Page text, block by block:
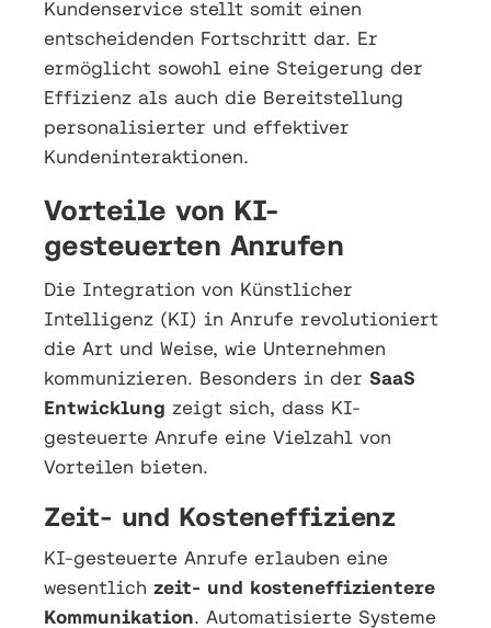
Kundenservice stellt somit einen
entscheidenden Fortschritt dar. Er
ermöglicht sowohl eine Steigerung der
Effizienz als auch die Bereitstellung
personalisierter und effektiver
Kundeninteraktionen.
Vorteile von KI-
gesteuerten Anrufen
Die Integration von Künstlicher
Intelligenz (KI) in Anrufe revolutioniert
die Art und Weise, wie Unternehmen
kommunizieren. Besonders in der SaaS
Entwicklung zeigt sich, dass KI-
gesteuerte Anrufe eine Vielzahl von
Vorteilen bieten.
Zeit- und Kosteneffizienz
KI-gesteuerte Anrufe erlauben eine
wesentlich zeit- und kosteneffizientere
Kommunikation . Automatisierte Systeme